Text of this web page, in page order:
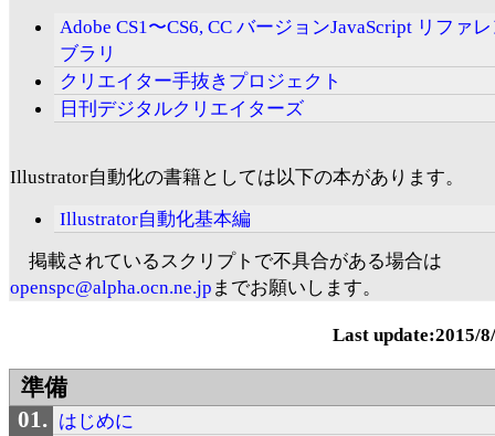
Adobe CS1〜CS6, CC バージョンJavaScript リファ
ブラリ
クリエイター手抜きプロジェクト
日刊デジタルクリエイターズ
Illustrator自動化の書籍としては以下の本があります。
Illustrator自動化基本編
掲載されているスクリプトで不具合がある場合は
openspc@alpha.ocn.ne.jp までお願いします。
Last update:2015/
準備
はじめに